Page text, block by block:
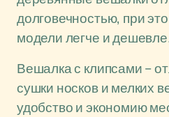
долговечностью, при
модели легче и
Вешалка с клипсами –
сушки носков и мелких
удобство и экономию